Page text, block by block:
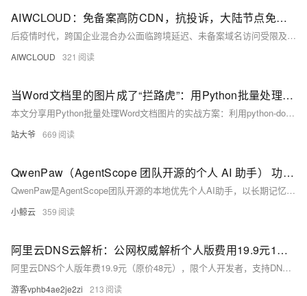
AIWCLOUD：免备案高防CDN，抗投诉，大陆节点免备，在跨国企业混合办公场景下
后疫情时代，跨国企业混合办公面临跨境延迟、未备案域名访问受限及VPN安全隐患等痛点。本文介绍一种“免备案CDN”架构：融合边缘零信任接入（ZTNA）、动态端口敲门、SAP/RDP协议优化、HTTP/3加速、域名分片合规回源与实时数据脱敏，构建安全、合规、高性能的全球数字走廊。（239字）
AIWCLOUD 321
当Word文档里的图片成了“拦路虎”：用Python批量处理图片的实战指南
本文分享用Python批量处理Word文档图片的实战方案：利用python-docx提取图片、Pillow统一调整尺寸与格式，并自动插入新报告文档。附完整代码与常见问题（如浮动图、.doc格式）解决方案，助你3分钟完成原本一整天的手工活。
站大爷 669
QwenPaw（AgentScope 团队开源的个人 AI 助手） 功能介绍及接入阿里云百炼 Coding Plan、Token Plan 教程
QwenPaw是AgentScope团队开源的本地优先个人AI助手，以长期记忆、多渠道接入、多Agent协作与自定义技能为核心，打破传统AI工具“一问一答”的局限，成为能自主执行任务、沉淀知识、跨平台协同的“数字分身”。最新版QwenPaw 2.0基于AgentScope 2.0内核重构，采用Tauri桌面端架构，实现秒级启动、轻量化运行与全链路安全治理，同时完美兼容阿里云百炼平台的Coding Plan与Token Plan两大订阅方案，让个人与团队可低成本接入通义千问系列模型，打造专属AI工作流。本文将全面拆解QwenPaw 2.0核心功能，从安装部署、基础配置到自定义技能开发，再到阿里云
小鲸云 359
阿里云DNS云解析：公网权威解析个人版费用19.9元1年，支持功能、安全配置及续费说明
阿里云DNS个人版年费19.9元（原价48元），限个人开发者，支持DNSSEC、智能解析、URL转发等，全球百余节点，100%可用性保障；续费按原价48元/年，不自动延续优惠。阿里云云解析DNS官网：https://t.aliyun.com/U/h4bNRD
游客vphb4ae2je2zi 213